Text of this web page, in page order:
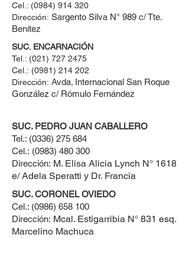
Cel.: ​(0984) 914 320
Dirección: Sargento Silva N° 989 c/ Tte.
Benítez
SUC. ENCARNACIÓN
Tel.: (021) 727 2475
Cel.: (0981) 214 202
Dirección: Avda. Internacional San Roque
González c/ Rómulo Fernández
SUC. PEDRO JUAN CABALLERO
Tel.: (0336) 275 684
Cel.: (0983) 480 300
Dirección: M. Elisa Alicia Lynch N° 1618
e/ Adela Speratti y Dr. Francia
SUC. CORONEL OVIEDO
Cel.: (0986) 658 100
Dirección: Mcal. Estigarribia N° 831 esq.
Marcelino Machuca